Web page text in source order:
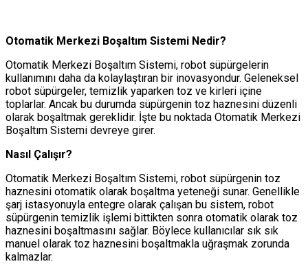
Otomatik Merkezi Boşaltım Sistemi Nedir?
Otomatik Merkezi Boşaltım Sistemi, robot süpürgelerin
kullanımını daha da kolaylaştıran bir inovasyondur. Geleneksel
robot süpürgeler, temizlik yaparken toz ve kirleri içine
toplarlar. Ancak bu durumda süpürgenin toz haznesini düzenli
olarak boşaltmak gereklidir. İşte bu noktada Otomatik Merkezi
Boşaltım Sistemi devreye girer.
Nasıl Çalışır?
Otomatik Merkezi Boşaltım Sistemi, robot süpürgenin toz
haznesini otomatik olarak boşaltma yeteneği sunar. Genellikle
şarj istasyonuyla entegre olarak çalışan bu sistem, robot
süpürgenin temizlik işlemi bittikten sonra otomatik olarak toz
haznesini boşaltmasını sağlar. Böylece kullanıcılar sık sık
manuel olarak toz haznesini boşaltmakla uğraşmak zorunda
kalmazlar.